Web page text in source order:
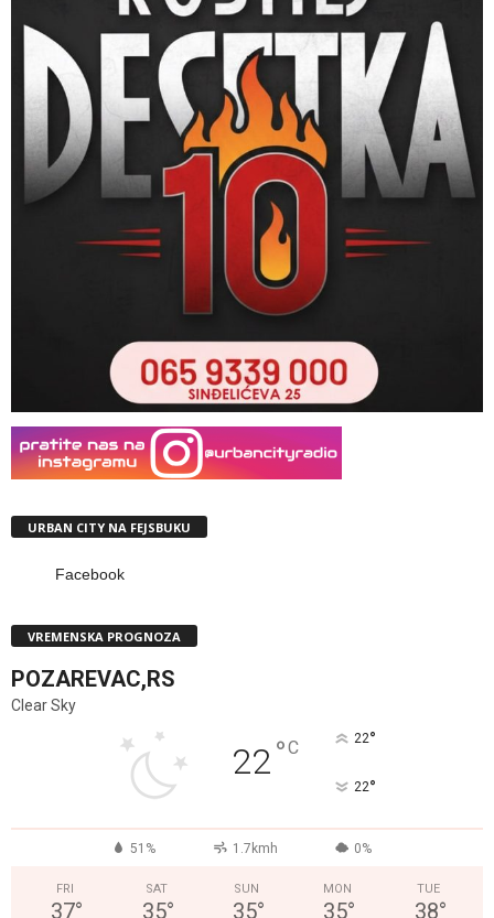
URBAN CITY NA FEJSBUKU
Facebook
VREMENSKA PROGNOZA
POZAREVAC,RS
Clear Sky
22°C 22°
22°
51% 1.7kmh 0%
FRI
37°
SAT
35°
SUN
35°
MON
35°
TUE
38°